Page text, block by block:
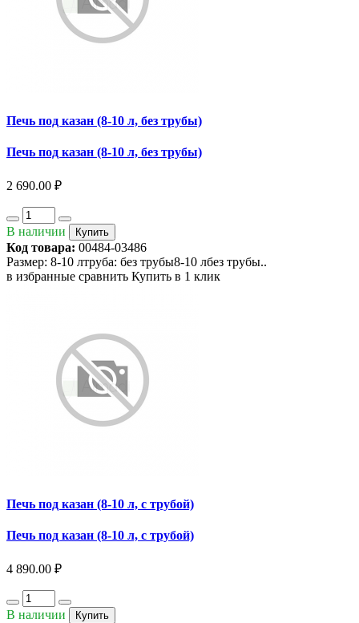
Печь под казан (8-10 л, без трубы)
Печь под казан (8-10 л, без трубы)
2 690.00 ₽
В наличии Купить
Код товара: 00484-03486
Размер: 8-10 лтруба: без трубы8-10 лбез трубы..
в избранные сравнить Купить в 1 клик
Печь под казан (8-10 л, с трубой)
Печь под казан (8-10 л, с трубой)
4 890.00 ₽
В наличии Купить